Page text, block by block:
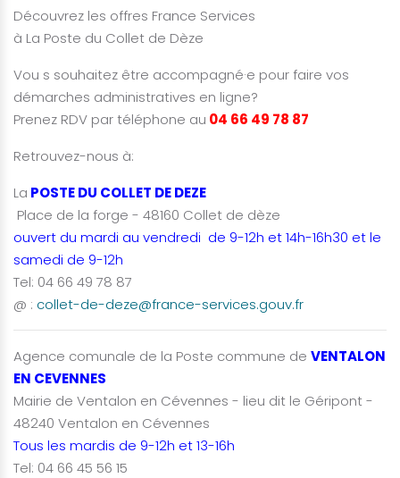
Découvrez les offres France Services
à La Poste du Collet de Dèze
Vou s souhaitez être accompagné·e pour faire vos
démarches administratives en ligne?
Prenez RDV par téléphone au 04 66 49 78 87
Retrouvez-nous à:
La POSTE DU COLLET DE DEZE
Place de la forge - 48160 Collet de dèze
ouvert du mardi au vendredi de 9-12h et 14h-16h30 et le
samedi de 9-12h
Tel: 04 66 49 78 87
@ : collet-de-deze@france-services.gouv.fr
Agence comunale de la Poste commune de VENTALON
EN CEVENNES
Mairie de Ventalon en Cévennes - lieu dit le Géripont -
48240 Ventalon en Cévennes
Tous les mardis de 9-12h et 13-16h
Tel: 04 66 45 56 15